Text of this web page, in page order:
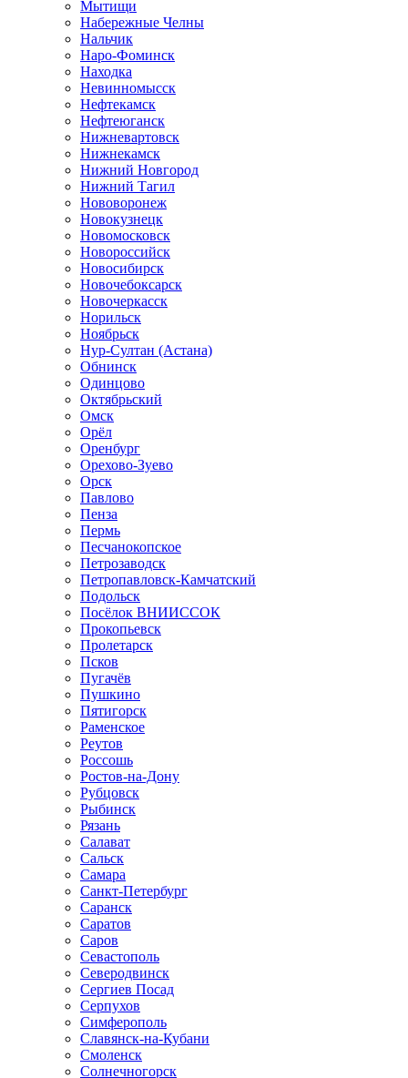
Мытищи
Набережные Челны
Нальчик
Наро-Фоминск
Находка
Невинномысск
Нефтекамск
Нефтеюганск
Нижневартовск
Нижнекамск
Нижний Новгород
Нижний Тагил
Нововоронеж
Новокузнецк
Новомосковск
Новороссийск
Новосибирск
Новочебоксарск
Новочеркасск
Норильск
Ноябрьск
Нур-Султан (Астана)
Обнинск
Одинцово
Октябрьский
Омск
Орёл
Оренбург
Орехово-Зуево
Орск
Павлово
Пенза
Пермь
Песчанокопское
Петрозаводск
Петропавловск-Камчатский
Подольск
Посёлок ВНИИССОК
Прокопьевск
Пролетарск
Псков
Пугачёв
Пушкино
Пятигорск
Раменское
Реутов
Россошь
Ростов-на-Дону
Рубцовск
Рыбинск
Рязань
Салават
Сальск
Самара
Санкт-Петербург
Саранск
Саратов
Саров
Севастополь
Северодвинск
Сергиев Посад
Серпухов
Симферополь
Славянск-на-Кубани
Смоленск
Солнечногорск